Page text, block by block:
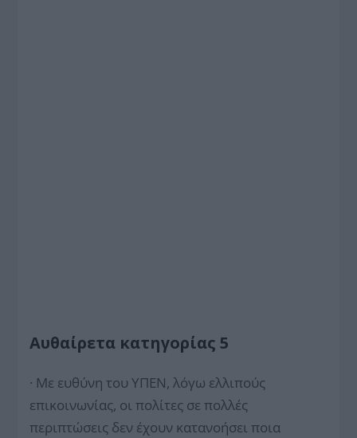
Αυθαίρετα κατηγορίας 5
· Με ευθύνη του ΥΠΕΝ, λόγω ελλιπούς
επικοινωνίας, οι πολίτες σε πολλές
περιπτώσεις δεν έχουν κατανοήσει ποια